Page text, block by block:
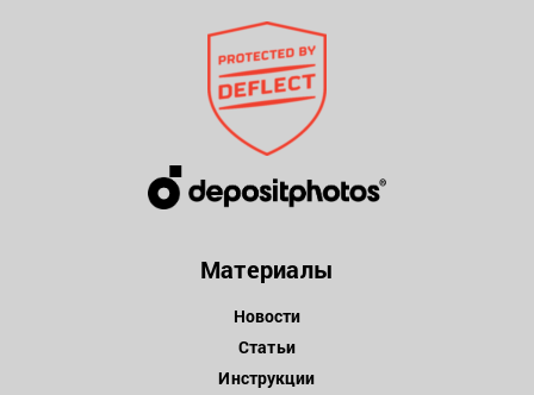
Материалы
Новости
Статьи
Инструкции